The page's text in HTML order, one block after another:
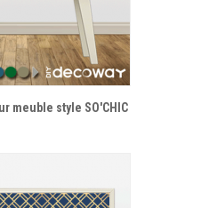
meuble style SO'CHIC